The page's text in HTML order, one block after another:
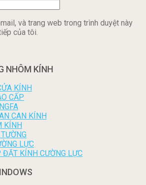
và trang web trong trình duyệt này
của tôi.
NHÔM KÍNH
KÍNH
CẤP
CAN KÍNH
KÍNH
LỰC
ĐẶT KÍNH CƯỜNG LỰC